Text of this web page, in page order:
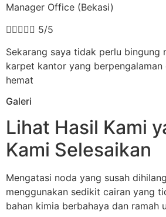
Manager Office (Bekasi)
 5/5
Sekarang saya tidak perlu bingung
karpet kantor yang
hemat
Galeri
Lihat Hasil Kami
Kami Selesaikan
Mengatasi noda yang susah
menggunakan sedikit cairan yang
bahan kimia berbahaya dan ramah